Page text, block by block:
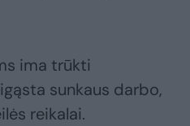
ima trūkti
sunkaus darbo,
reikalai.